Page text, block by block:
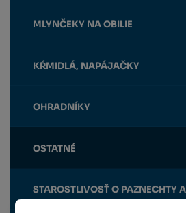
MLYNČEKY NA OBILIE
KŔMIDLÁ, NAPÁJAČKY
OHRADNÍKY
OSTATNÉ
STAROSTLIVOSŤ O PAZNECHTY